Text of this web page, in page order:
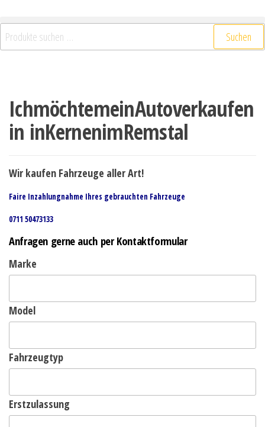
Suchen nach: Suchen
IchmöchtemeinAutoverkaufen
in inKernenimRemstal
Wir kaufen Fahrzeuge aller Art!
Faire Inzahlungnahme Ihres gebrauchten Fahrzeuge
0711 50473133
Anfragen gerne auch per Kontaktformular
Marke
Model
Fahrzeugtyp
Erstzulassung